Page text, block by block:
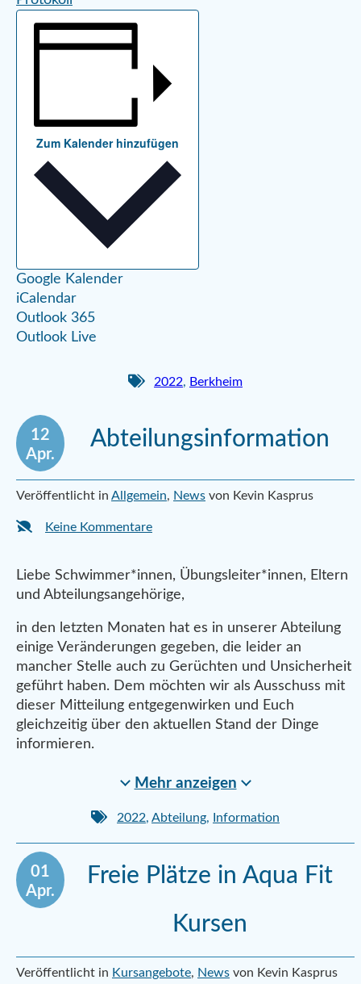
Zum Kalender hinzufügen
Google Kalender
iCalendar
Outlook 365
Outlook Live
2022, Berkheim
12
Apr.
Abteilungsinformation
Veröffentlicht in Allgemein, News von Kevin Kasprus
Keine Kommentare
Liebe Schwimmer*innen, Übungsleiter*innen, Eltern
und Abteilungsangehörige,
in den letzten Monaten hat es in unserer Abteilung
einige Veränderungen gegeben, die leider an
mancher Stelle auch zu Gerüchten und Unsicherheit
geführt haben. Dem möchten wir als Ausschuss mit
dieser Mitteilung entgegenwirken und Euch
gleichzeitig über den aktuellen Stand der Dinge
informieren.
Mehr anzeigen
2022, Abteilung, Information
01
Apr.
Freie Plätze in Aqua Fit
Kursen
Veröffentlicht in Kursangebote, News von Kevin Kasprus